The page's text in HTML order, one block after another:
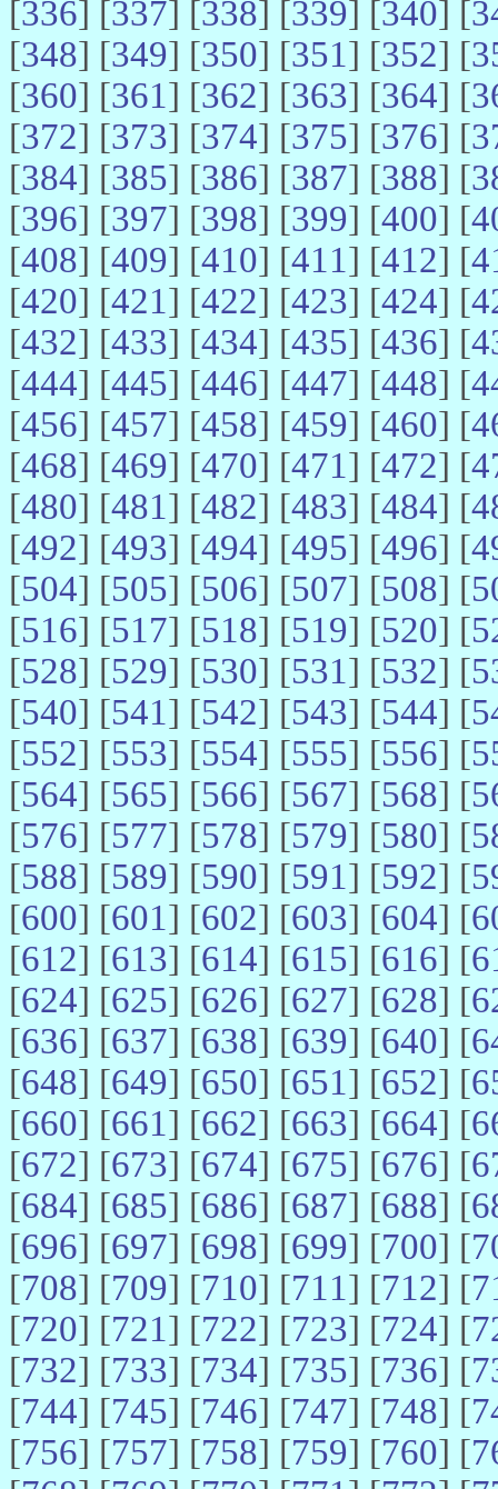
[336] [337] [338] [339] [340] [
[348] [349] [350] [351] [352] [
[360] [361] [362] [363] [364] [
[372] [373] [374] [375] [376] [
[384] [385] [386] [387] [388] [
[396] [397] [398] [399] [400] [
[408] [409] [410] [411] [412] [
[420] [421] [422] [423] [424] [
[432] [433] [434] [435] [436] [
[444] [445] [446] [447] [448] [
[456] [457] [458] [459] [460] [
[468] [469] [470] [471] [472] [
[480] [481] [482] [483] [484] [
[492] [493] [494] [495] [496] [
[504] [505] [506] [507] [508] [
[516] [517] [518] [519] [520] [
[528] [529] [530] [531] [532] [
[540] [541] [542] [543] [544] [
[552] [553] [554] [555] [556] [
[564] [565] [566] [567] [568] [
[576] [577] [578] [579] [580] [
[588] [589] [590] [591] [592] [
[600] [601] [602] [603] [604] [
[612] [613] [614] [615] [616] [
[624] [625] [626] [627] [628] [
[636] [637] [638] [639] [640] [
[648] [649] [650] [651] [652] [
[660] [661] [662] [663] [664] [
[672] [673] [674] [675] [676] [
[684] [685] [686] [687] [688] [
[696] [697] [698] [699] [700] [
[708] [709] [710] [711] [712] [
[720] [721] [722] [723] [724] [
[732] [733] [734] [735] [736] [
[744] [745] [746] [747] [748] [
[756] [757] [758] [759] [760] [